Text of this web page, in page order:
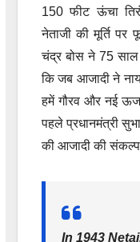
150 फीट ऊंचा
नेताजी की मूर्ति पर
चंद्र बोस ने 75 साल
कि जब आजादी ने
हमें गौरव और नई
पहले प्रधानमंत्री
की आजादी की संकल्प
In 1943